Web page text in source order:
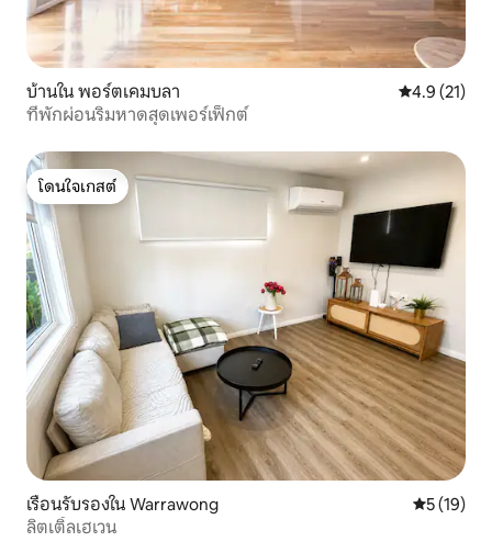
บ้านใน พอร์ตเคมบลา คะแนนเฉลี่ย
4.9 (21)
ที่พักผ่อนริมหาดสุดเพอร์เฟ็กต์
โดนใจเกสต์
โดนใจเกสต์
เรือนรับรองใน Warrawong คะแนนเฉลี่
5 (19)
ลิตเติ้ลเฮเวน